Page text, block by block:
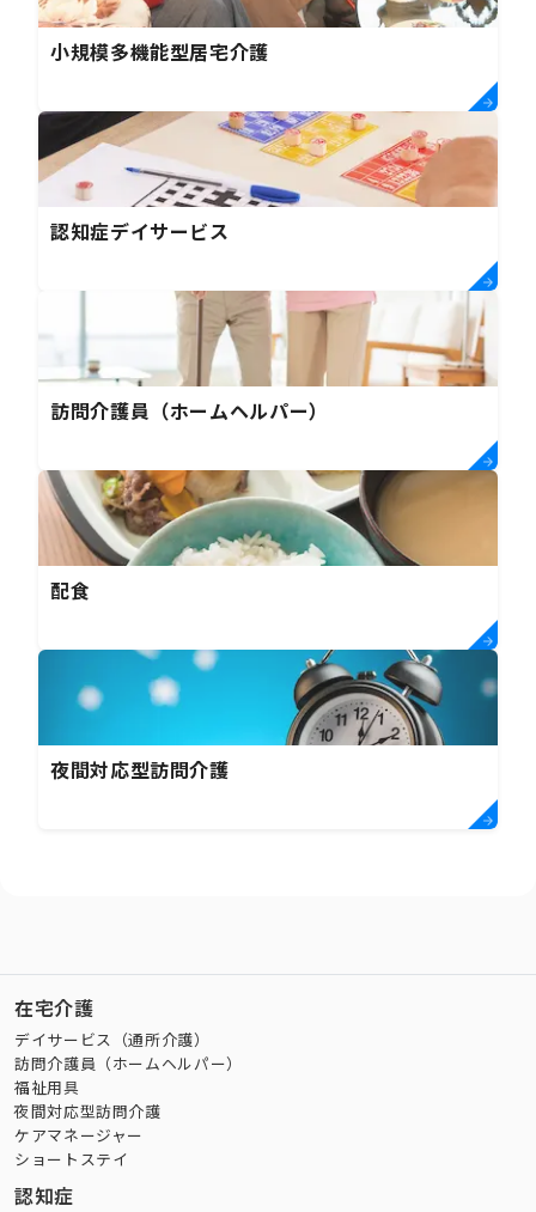
小規模多機能型居宅介護
認知症デイサービス
訪問介護員（ホームヘルパー）
配食
夜間対応型訪問介護
在宅介護
デイサービス（通所介護）
訪問介護員（ホームヘルパー）
福祉用具
夜間対応型訪問介護
ケアマネージャー
ショートステイ
認知症